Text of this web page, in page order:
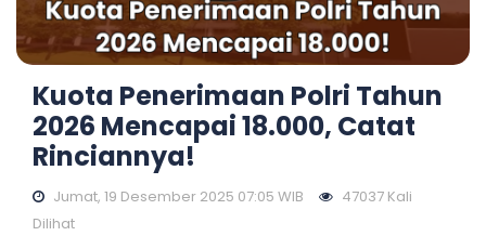
Kuota Penerimaan Polri Tahun
2026 Mencapai 18.000, Catat
Rinciannya!
Jumat, 19 Desember 2025 07:05 WIB
47037 Kali
Dilihat